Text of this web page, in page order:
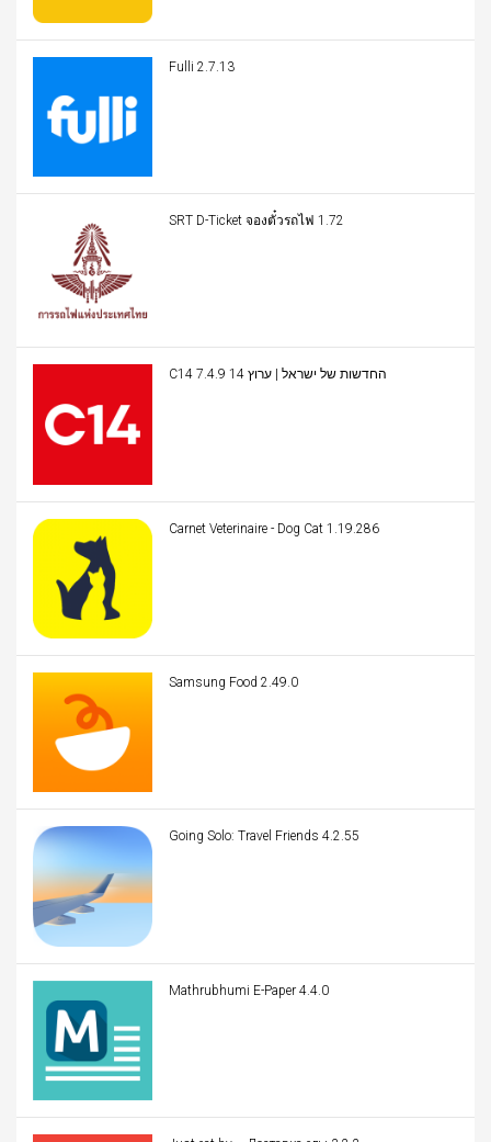
Fulli 2.7.13
SRT D-Ticket จองตั๋วรถไฟ 1.72
C14 החדשות של ישראל | ערוץ 14 7.4.9
Carnet Veterinaire - Dog Cat 1.19.286
Samsung Food 2.49.0
Going Solo: Travel Friends 4.2.55
Mathrubhumi E-Paper 4.4.0